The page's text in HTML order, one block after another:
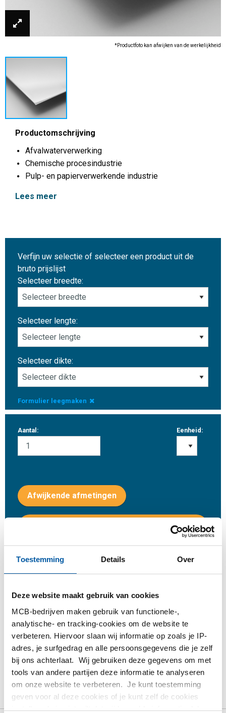
Toestemming Details Over
Deze website maakt gebruik van cookies
MCB-bedrijven maken gebruik van functionele-,
analytische- en tracking-cookies om de website te
verbeteren. Hiervoor slaan wij informatie op zoals je IP-
adres, je surfgedrag en alle persoonsgegevens die je zelf
bij ons achterlaat. Wij gebruiken deze gegevens om met
tools van andere partijen deze informatie te analyseren
om onze website te verbeteren. Je kunt toestemming
geven voor al deze cookies of je kunt zelf de cookies
instellen als je niet wilt dat wij bepaalde informatie delen.
*Productfoto kan afwijken van de werkelijkheid
Productomschrijving
Afvalwaterverwerking
Chemische procesindustrie
Pulp- en papierverwerkende industrie
Lees meer
Verfijn uw selectie of selecteer een product uit de
bruto prijslijst
Selecteer breedte:
Selecteer lengte:
Selecteer dikte:
Formulier leegmaken
Aantal: Eenheid:
Afwijkende afmetingen
Calculeren met actuele MCB-prijzen
Volg uw order via Track&Trace
Product Product omschrijving Bruto prijslijst
Downloads Specificaties